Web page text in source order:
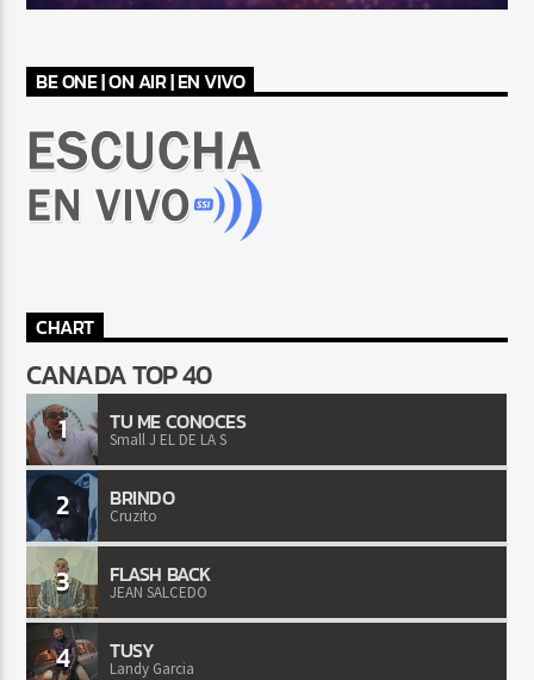
BE ONE | ON AIR | EN VIVO
CHART
CANADA TOP 40
1 TU ME CONOCES
Small J EL DE LA S
2 BRINDO
Cruzito
3 FLASH BACK
JEAN SALCEDO
4 TUSY
Landy Garcia